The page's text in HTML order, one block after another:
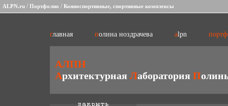
ALPN.ru / Портфолио / Конноспортивные, спортивные комплексы
главная полина ноздрачева alpn
АЛПН
Архитектурная Лаборатория П